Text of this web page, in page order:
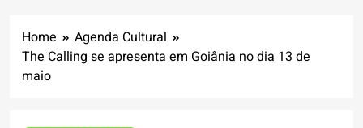
Home
Agenda Cultural
The Calling se apresenta em Goiânia no dia 13 de
maio